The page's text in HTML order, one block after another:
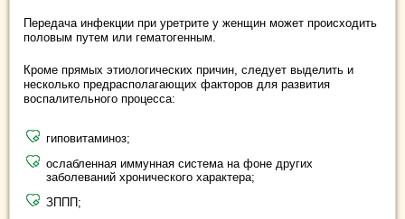
Передача инфекции при уретрите у женщин может происходить
половым путем или гематогенным.
Кроме прямых этиологических причин, следует выделить и
несколько предрасполагающих факторов для развития
воспалительного процесса:
гиповитаминоз;
ослабленная иммунная система на фоне других
заболеваний хронического характера;
ЗППП;